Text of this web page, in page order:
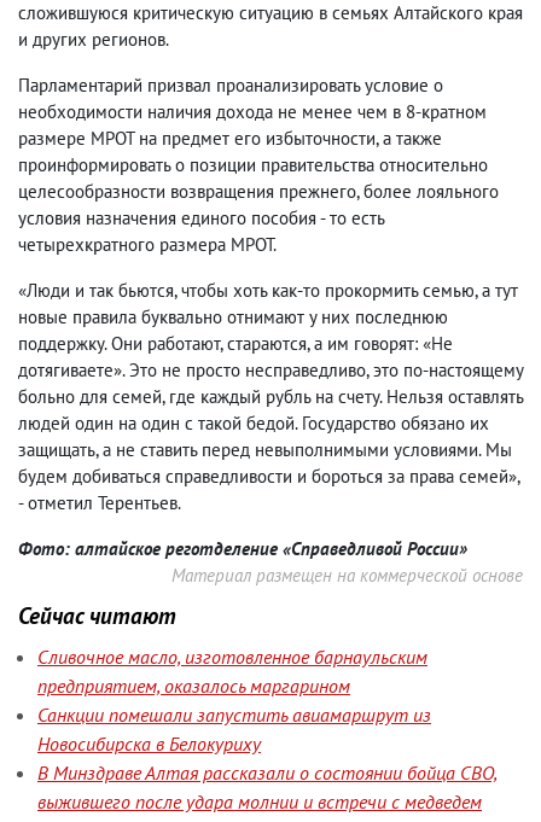
сложившуюся критическую ситуацию в семьях Алтайского края
и других регионов.
Парламентарий призвал проанализировать условие о
необходимости наличия дохода не менее чем в 8‑кратном
размере МРОТ на предмет его избыточности, а также
проинформировать о позиции правительства относительно
целесообразности возвращения прежнего, более лояльного
условия назначения единого пособия - то есть
четырехкратного размера МРОТ.
«Люди и так бьются, чтобы хоть как‑то прокормить семью, а тут
новые правила буквально отнимают у них последнюю
поддержку. Они работают, стараются, а им говорят: «Не
дотягиваете». Это не просто несправедливо, это по‑настоящему
больно для семей, где каждый рубль на счету. Нельзя оставлять
людей один на один с такой бедой. Государство обязано их
защищать, а не ставить перед невыполнимыми условиями. Мы
будем добиваться справедливости и бороться за права семей»,
- отметил Терентьев.
Фото: алтайское реготделение «Справедливой России»
Материал размещен на коммерческой основе
Сейчас читают
Сливочное масло, изготовленное барнаульским
предприятием, оказалось маргарином
Санкции помешали запустить авиамаршрут из
Новосибирска в Белокуриху
В Минздраве Алтая рассказали о состоянии бойца СВО,
выжившего после удара молнии и встречи с медведем